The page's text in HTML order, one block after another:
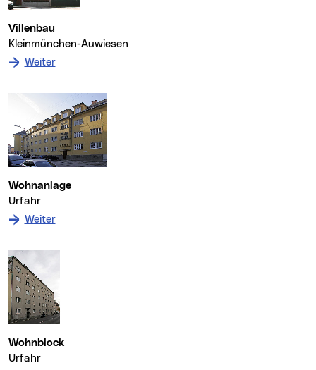
Villenbau
Kleinmünchen-Auwiesen
Weiter: zum Denkmal Villenbau
Wohnanlage
Urfahr
Weiter: zum Denkmal Wohnanlage
Wohnblock
Urfahr